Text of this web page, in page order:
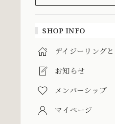
SHOP INFO
デイジーリング
お知らせ
メンバーシップ
マイページ